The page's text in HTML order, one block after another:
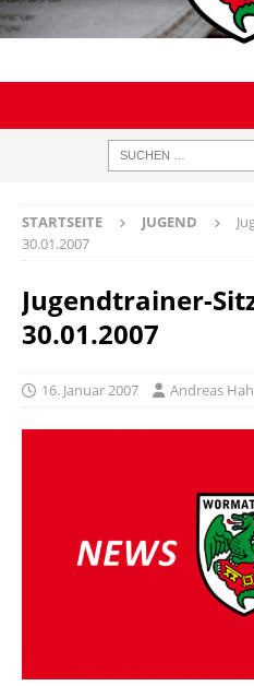
STARTSEITE JUGEND
30.01.2007
Jugendtrainer-
30.01.2007
16. Januar 2007 Andreas